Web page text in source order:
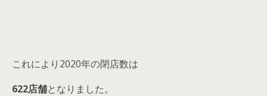
これにより2020年の閉店数は
622店舗となりました。